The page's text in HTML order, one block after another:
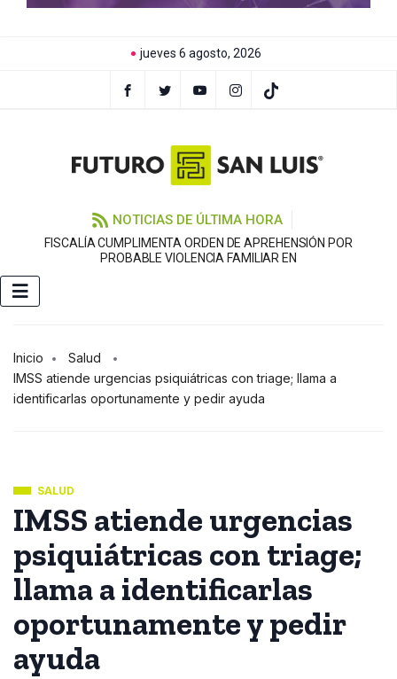
jueves 6 agosto, 2026
NOTICIAS DE ÚLTIMA HORA
FISCALÍA CUMPLIMENTA ORDEN DE APREHENSIÓN POR
PROBABLE VIOLENCIA FAMILIAR EN
Inicio
Salud
IMSS atiende urgencias psiquiátricas con triage; llama a
identificarlas oportunamente y pedir ayuda
SALUD
IMSS atiende urgencias
psiquiátricas con triage;
llama a identificarlas
oportunamente y pedir
ayuda